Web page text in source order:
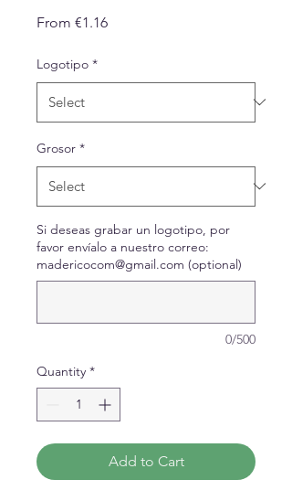
From €1.16Sale
Logotipo *
Grosor *
Si deseas grabar un logotipo, por
favor envíalo a nuestro correo:
madericocom@gmail.com (optional)
0/500
Quantity *
Add to Cart